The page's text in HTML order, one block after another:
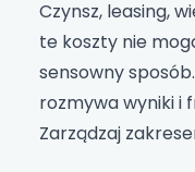
Czynsz, leasing,
te koszty nie
sensowny
rozmywa wyniki i
Zarządzaj